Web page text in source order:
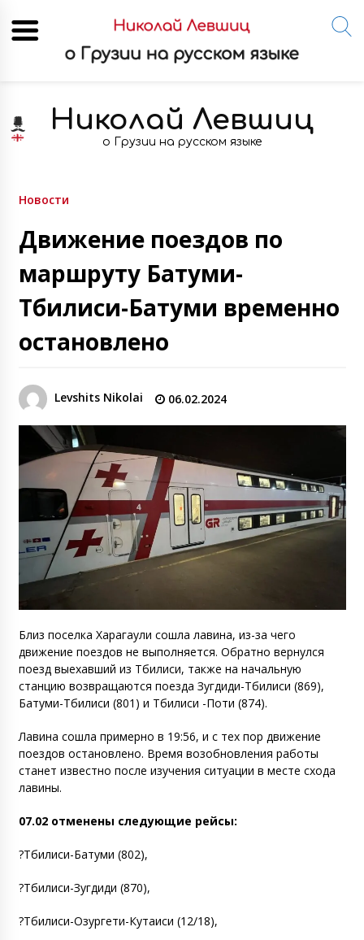
content
Николай Левшиц
о Грузии на русском языке
Новости
Движение поездов по
маршруту Батуми-
Тбилиси-Батуми временно
остановлено
Levshits Nikolai 06.02.2024
Близ поселка Харагаули сошла лавина, из-за чего
движение поездов не выполняется. Обратно вернулся
поезд выехавший из Тбилиси, также на начальную
станцию возвращаются поезда Зугдиди-Тбилиси (869),
Батуми-Тбилиси (801) и Тбилиси -Поти (874).
Лавина сошла примерно в 19:56, и с тех пор движение
поездов остановлено. Время возобновления работы
станет известно после изучения ситуации в месте схода
лавины.
07.02 отменены следующие рейсы:
?Тбилиси-Батуми (802),
?Тбилиси-Зугдиди (870),
?Тбилиси-Озургети-Кутаиси (12/18),